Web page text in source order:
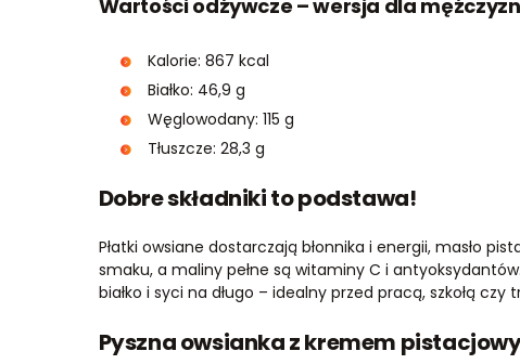
Wartości odżywcze – wersja dla mężczyzn
Kalorie: 867 kcal
Białko: 46,9 g
Węglowodany: 115 g
Tłuszcze: 28,3 g
Dobre składniki to podstawa!
Płatki owsiane dostarczają błonnika i energii, masło
smaku, a maliny pełne są witaminy C i
białko i syci na długo – idealny przed pracą, szkołą czy
Pyszna owsianka z kremem